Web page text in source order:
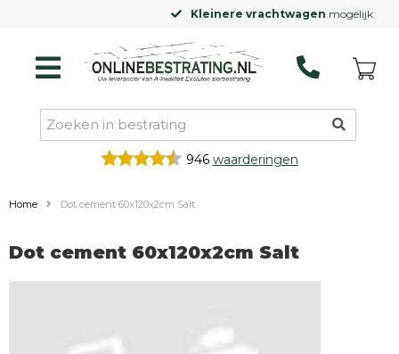
Kleinere vrachtwagenmogelijk
946 waarderingen
Home Dot cement 60x120x2cm Salt
Dot cement 60x120x2cm Salt